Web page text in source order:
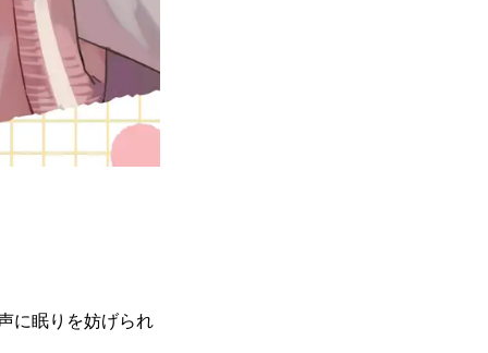
に眠りを妨げられ